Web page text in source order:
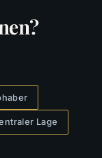
Lage